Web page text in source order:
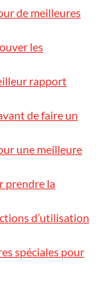
de meilleures
les
rapport
de faire un
une meilleure
prendre la
d’utilisation
spéciales pour